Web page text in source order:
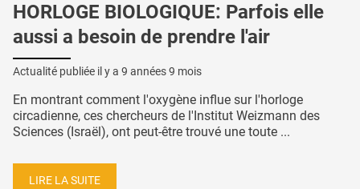
HORLOGE BIOLOGIQUE: Parfois elle
aussi a besoin de prendre l'air
Actualité publiée il y a 9 années 9 mois
En montrant comment l'oxygène influe sur l'horloge
circadienne, ces chercheurs de l'Institut Weizmann des
Sciences (Israël), ont peut-être trouvé une toute ...
LIRE LA SUITE